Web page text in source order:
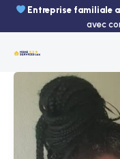
Aller
Entreprise familiale
avec